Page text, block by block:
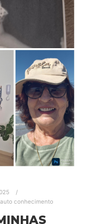
conhecimento